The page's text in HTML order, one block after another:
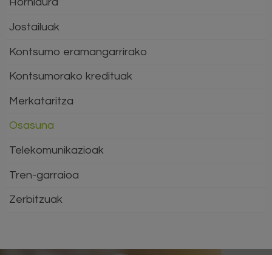
Hornidura
Jostailuak
Kontsumo eramangarrirako
Kontsumorako kredituak
Merkataritza
Osasuna
Telekomunikazioak
Tren-garraioa
Zerbitzuak